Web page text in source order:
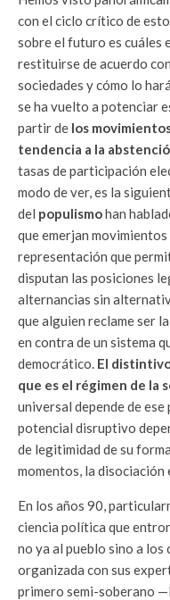
con el ciclo crítico de
sobre el futuro es cuáles
restituirse de acuerdo
sociedades y cómo lo
se ha vuelto a potenciar
partir de los
tendencia a la
tasas de participación
modo de ver, es la
del populismohan
que emerjan
representación que
disputan las posiciones
alternancias sin
que alguien reclame ser
en contra de un sistema
democrático. El
que es el régimen de la
universal depende de
potencial disruptivo
de legitimidad de su
momentos, la disociación
En los años 90,
ciencia política que
no ya al pueblo sino a los
organizada con sus
primero semi-soberano